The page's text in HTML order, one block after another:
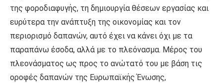
της φοροδιαφυγής, τη δημιουργία θέσεων εργασίας και
ευρύτερα την ανάπτυξη της οικονομίας και τον
περιορισμό δαπανών, αυτό έχει να κάνει όχι με τα
παραπάνω έσοδα, αλλά με το πλεόνασμα. Μέρος του
πλεονάσματος ως προς το ανώτατό του με βάση τις
οροφές δαπανών της Ευρωπαϊκής Ένωσης,